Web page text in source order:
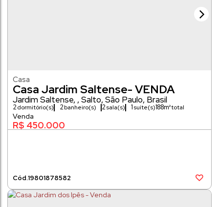
Casa Jardim Saltense- VENDA
Casa
R$ 450.000
19801878582
Jardim Saltense , Salto, São Paulo, Brasil
2dormitório(s) 2banheiro(s) 2sala(s) 1 suíte(s)188m²
77m²